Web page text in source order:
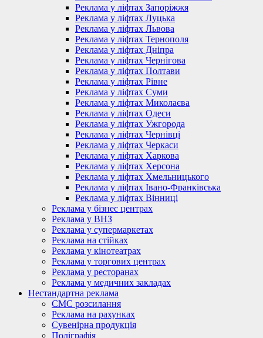
Реклама у ліфтах Запоріжжя
Реклама у ліфтах Луцька
Реклама у ліфтах Львова
Реклама у ліфтах Тернополя
Реклама у ліфтах Дніпра
Реклама у ліфтах Чернігова
Реклама у ліфтах Полтави
Реклама у ліфтах Рівне
Реклама у ліфтах Суми
Реклама у ліфтах Миколаєва
Реклама у ліфтах Одеси
Реклама у ліфтах Ужгорода
Реклама у ліфтах Чернівці
Реклама у ліфтах Черкаси
Реклама у ліфтах Харкова
Реклама у ліфтах Херсона
Реклама у ліфтах Хмельницького
Реклама у ліфтах Івано-Франківська
Реклама у ліфтах Вінниці
Реклама у бізнес центрах
Реклама у ВНЗ
Реклама у супермаркетах
Реклама на стійках
Реклама у кінотеатрах
Реклама у торгових центрах
Реклама у ресторанах
Реклама у медичних закладах
Нестандартна реклама
СМС розсилання
Реклама на рахунках
Сувенірна продукція
Поліграфія